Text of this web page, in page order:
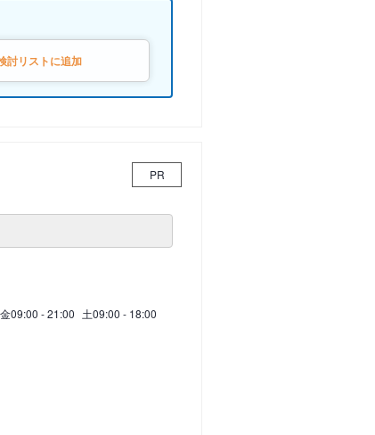
討リストに追加
PR
金09:00 - 21:00 土09:00 - 18:00